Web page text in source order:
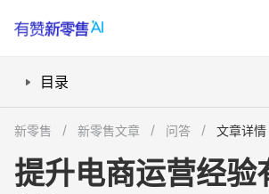
目录
3. 借助有赞等电商平台工具
新零售 新零售文章 问答 文章详情
提升电商运营经验